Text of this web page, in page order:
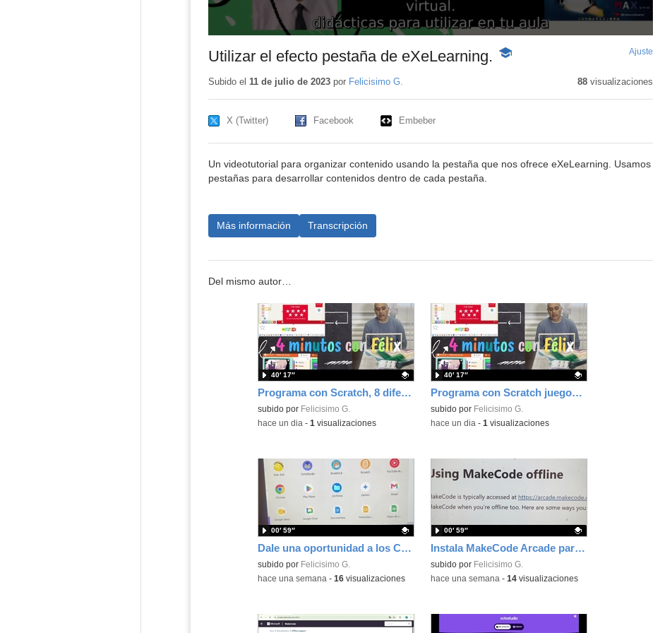
Utilizar el efecto pestaña de eXeLearning.
-
Ajuste
Subido el 11 de julio de 2023por Felicisimo G. 88visualizaciones
X (Twitter) Facebook Embeber
Un videotutorial para organizar contenido usando la pestaña que nos ofrece eXeLearning. Usamos
pestañas para desarrollar contenidos dentro de cada pestaña.
Más información Transcripción
Del mismo autor…
Programa con Scratch, 8 diferentes juegos para vivir la emoción de los partidos de España en el mundial 2026
Contenido educativo.
subido por Felicisimo G.
40′ 17″
-hace un dia - 1 visualizaciones
Programa con Scratch juegos con los partidos del mundial 2026 ganados por España
Contenido educativo.
subido por Felicisimo G.
40′ 17″
-hace un dia - 1 visualizaciones
Dale una oportunidad a los Chromebooks y utiliza un proyector para realizar talleres si no tienes pantallas táctiles
Contenido educativo.
subido por Felicisimo G.
00′ 59″
-hace una semana - 16visualizaciones
Instala MakeCode Arcade para trabajar offline en tu tablet, ordenador, Chromebook
Contenido educativo.
subido por Felicisimo G.
00′ 59″
-hace una semana - 14visualizaciones